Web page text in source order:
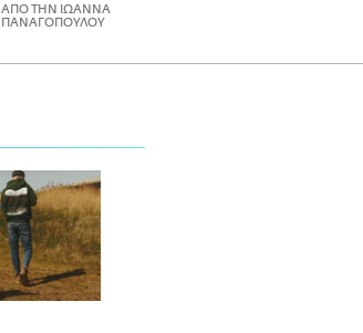
ΑΠΟ ΤΗΝ ΙΩΑΝΝΑ
ΠΑΝΑΓΟΠΟΥΛΟΥ